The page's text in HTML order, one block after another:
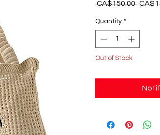
CA$150.00
Quantity *
Out of Stock